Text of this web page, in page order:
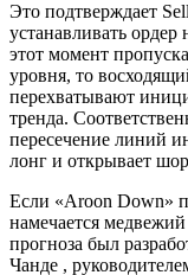
Это подтверждает
устанавливать
этот момент
уровня, то
перехватывают
тренда.
пересечение линий
лонг и открывает
Если «Aroon Down»
намечается
прогноза был
Чанде ,